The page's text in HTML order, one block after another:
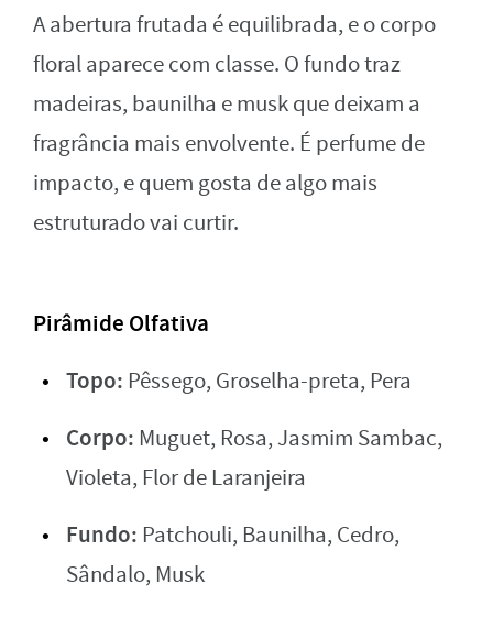
A abertura frutada é equilibrada, e o corpo
floral aparece com classe. O fundo traz
madeiras, baunilha e musk que deixam a
fragrância mais envolvente. É perfume de
impacto, e quem gosta de algo mais
estruturado vai curtir.
Pirâmide Olfativa
Topo: Pêssego, Groselha-preta, Pera
Corpo: Muguet, Rosa, Jasmim Sambac,
Violeta, Flor de Laranjeira
Fundo: Patchouli, Baunilha, Cedro,
Sândalo, Musk